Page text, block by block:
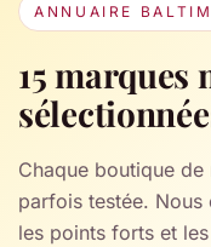
ANNUAIRE
15 marques
Chaque boutique
parfois testée.
les points forts et